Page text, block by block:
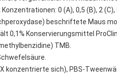
0 (A), 0,5 (B), 2 (C),
beschriftete Maus
0,1% Konservierungsmittel
TMB.
konzentrierte sich), PBS-